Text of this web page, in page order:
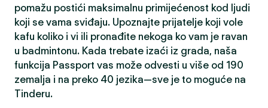
pomažu postići maksimalnu primijećenost kod ljudi
koji se vama sviđaju. Upoznajte prijatelje koji vole
kafu koliko i vi ili pronađite nekoga ko vam je ravan
u badmintonu. Kada trebate izaći iz grada, naša
funkcija Passport vas može odvesti u više od 190
zemalja i na preko 40 jezika—sve je to moguće na
Tinderu.